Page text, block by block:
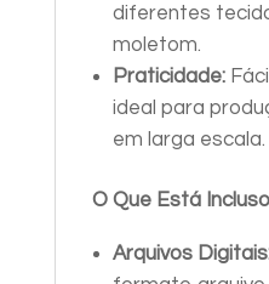
diferentes
moletom.
Praticidade:
ideal para
em larga escala.
O Que Está
Arquivos